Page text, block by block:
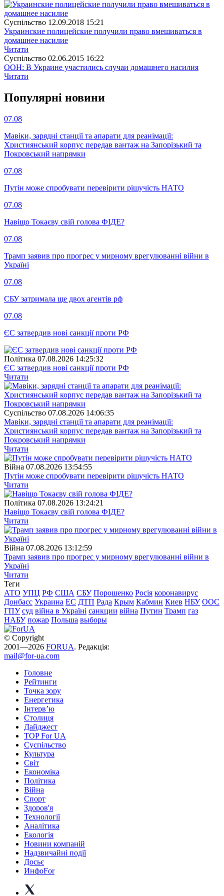
Суспiльство 12.09.2018 15:21
Украинские полицейские получили право вмешиваться в
домашнее насилие
Читати
Суспiльство 02.06.2015 16:22
ООН: В Украине участились случаи домашнего насилия
Читати
Популярнi новини
07.08
Мавіки, зарядні станції та апарати для реанімації:
Християнський корпус передав вантаж на Запорізький та
Покровський напрямки
07.08
Путін може спробувати перевірити рішучість НАТО
07.08
Навіщо Токаєву свій голова ФІДЕ?
07.08
Трамп заявив про прогрес у мирному врегулюванні війни в
Україні
07.08
СБУ затримала ще двох агентів рф
07.08
ЄС затвердив нові санкції проти РФ
Полiтика 07.08.2026 14:25:32
ЄС затвердив нові санкції проти РФ
Читати
Суспiльство 07.08.2026 14:06:35
Мавіки, зарядні станції та апарати для реанімації:
Християнський корпус передав вантаж на Запорізький та
Покровський напрямки
Читати
Війна 07.08.2026 13:54:55
Путін може спробувати перевірити рішучість НАТО
Читати
Полiтика 07.08.2026 13:24:21
Навіщо Токаєву свій голова ФІДЕ?
Читати
Війна 07.08.2026 13:12:59
Трамп заявив про прогрес у мирному врегулюванні війни в
Україні
Читати
Теги
АТО УПЦ РФ США СБУ Порошенко Росія коронавирус
Донбасс Украина ЕС ДТП Рада Крым Кабмин Киев НБУ ООС
ГПУ суд війна в Україні санкции війна Путин Трамп газ
НАБУ пожар Польша выборы
© Copyright
2001—2026 FORUA. Редакція:
mail@for-ua.com
Головне
Рейтинги
Точка зору
Енергетика
Інтерв’ю
Столиця
Дайджест
TOP For UA
Суспiльство
Культура
Світ
Економіка
Політика
Війна
Спорт
Здоров'я
Технології
Аналітика
Екологія
Новини компаній
Надзвичайні події
Досьє
ИнфоFor